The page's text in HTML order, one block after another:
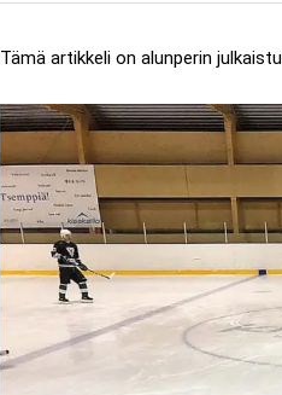
Tämä artikkeli on alunperin julkaistu